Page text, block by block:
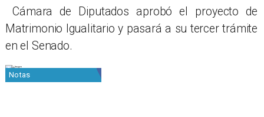
​ Cámara de Diputados aprobó el proyecto de
Matrimonio Igualitario y pasará a su tercer trámite
en el Senado.
Notas